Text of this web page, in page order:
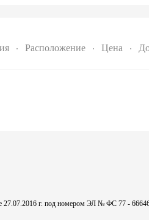
Расположение Цена
27.07.2016 г. под номером ЭЛ № ФС 77 -